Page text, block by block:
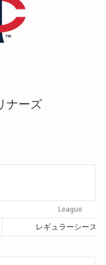
ナーズ
League
レギュラーシーズン